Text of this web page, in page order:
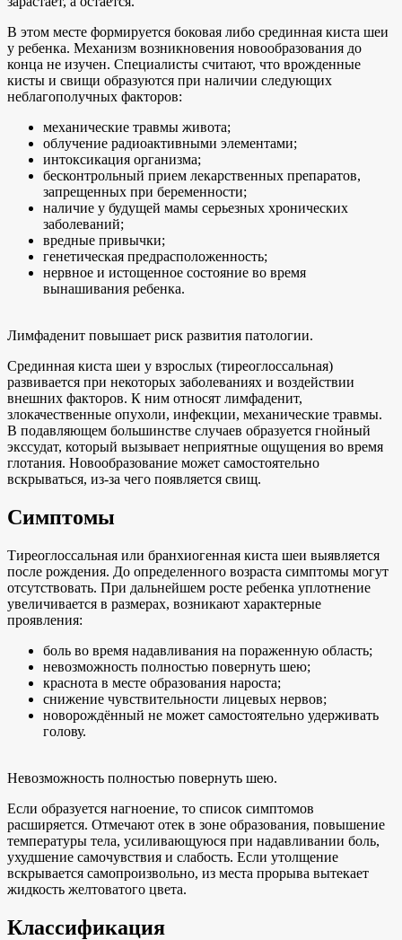
В этом месте формируется боковая либо срединная киста шеи
у ребенка. Механизм возникновения новообразования до
конца не изучен. Специалисты считают, что врожденные
кисты и свищи образуются при наличии следующих
неблагополучных факторов:
механические травмы живота;
облучение радиоактивными элементами;
интоксикация организма;
бесконтрольный прием лекарственных препаратов,
запрещенных при беременности;
наличие у будущей мамы серьезных хронических
заболеваний;
вредные привычки;
генетическая предрасположенность;
нервное и истощенное состояние во время
вынашивания ребенка.
Лимфаденит повышает риск развития патологии.
Срединная киста шеи у взрослых (тиреоглоссальная)
развивается при некоторых заболеваниях и воздействии
внешних факторов. К ним относят лимфаденит,
злокачественные опухоли, инфекции, механические травмы.
В подавляющем большинстве случаев образуется гнойный
экссудат, который вызывает неприятные ощущения во время
глотания. Новообразование может самостоятельно
вскрываться, из-за чего появляется свищ.
Симптомы
Тиреоглоссальная или бранхиогенная киста шеи выявляется
после рождения. До определенного возраста симптомы могут
отсутствовать. При дальнейшем росте ребенка уплотнение
увеличивается в размерах, возникают характерные
проявления:
боль во время надавливания на пораженную область;
невозможность полностью повернуть шею;
краснота в месте образования нароста;
снижение чувствительности лицевых нервов;
новорождённый не может самостоятельно удерживать
голову.
Невозможность полностью повернуть шею.
Если образуется нагноение, то список симптомов
расширяется. Отмечают отек в зоне образования, повышение
температуры тела, усиливающуюся при надавливании боль,
ухудшение самочувствия и слабость. Если утолщение
вскрывается самопроизвольно, из места прорыва вытекает
жидкость желтоватого цвета.
Классификация